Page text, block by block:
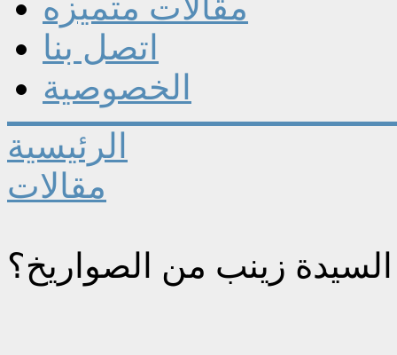
اتصل بنا
الخصوصية
الرئيسية
مقالات
زينب من الصواريخ؟